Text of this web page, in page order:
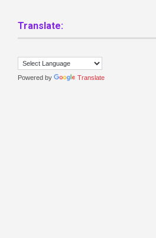
Translate:
Powered by Translate